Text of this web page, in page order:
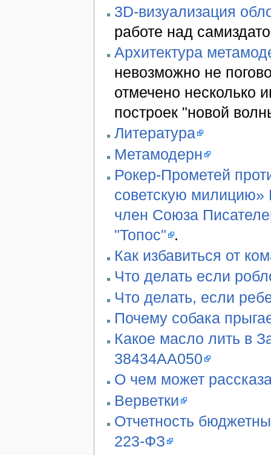
3D-визуализация
работе над
Архитектура
невозможно не
отмечено несколько
построек "новой
Литература
Метамодерн
Рокер-Прометей
советскую
член Союза
"Топос" .
Как избавиться от
Что делать если
Что делать, если
Почему собака
Какое масло лить в
38434AA050
О чем может
Верветки
Отчетность
223-ФЗ